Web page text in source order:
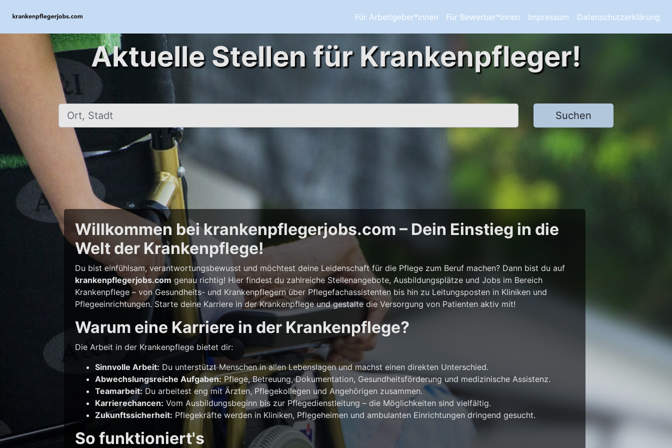
Für Arbeitgeber*innen Für Bewerber*innen Impressum Datenschutzerklärung
Aktuelle Stellen für Krankenpfleger!
Ort, Stadt Suchen
Willkommen bei krankenpflegerjobs.com – Dein Einstieg in die
Welt der Krankenpflege!
Du bist einfühlsam, verantwortungsbewusst und möchtest deine Leidenschaft für die Pflege zum Beruf machen? Dann bist du auf
krankenpflegerjobs.com genau richtig! Hier findest du zahlreiche Stellenangebote, Ausbildungsplätze und Jobs im Bereich
Krankenpflege – von Gesundheits- und Krankenpflegern über Pflegefachassistenten bis hin zu Leitungsposten in Kliniken und
Pflegeeinrichtungen. Starte deine Karriere in der Krankenpflege und gestalte die Versorgung von Patienten aktiv mit!
Warum eine Karriere in der Krankenpflege?
Die Arbeit in der Krankenpflege bietet dir:
Sinnvolle Arbeit: Du unterstützt Menschen in allen Lebenslagen und machst einen direkten Unterschied.
Abwechslungsreiche Aufgaben:Pflege, Betreuung, Dokumentation, Gesundheitsförderung und medizinische Assistenz.
Teamarbeit:Du arbeitest eng mit Ärzten, Pflegekollegen und Angehörigen zusammen.
Karrierechancen: Vom Ausbildungsbeginn bis zur Pflegedienstleitung – die Möglichkeiten sind vielfältig.
Zukunftssicherheit: Pflegekräfte werden in Kliniken, Pflegeheimen und ambulanten Einrichtungen dringend gesucht.
So funktioniert's